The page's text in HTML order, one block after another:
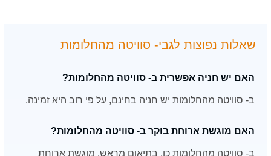
שאלות נפוצות לגבי- סוויטה מהחלומות
האם יש חניה אפשרית ב- סוויטה מהחלומות?
ב- סוויטה מהחלומות יש חניה בחינם, על פי רוב היא זמינה.
האם מוגשת ארוחת בוקר ב- סוויטה מהחלומות?
ב- סוויטה מהחלומות כן, בתיאום מראש, מוגשת ארוחת